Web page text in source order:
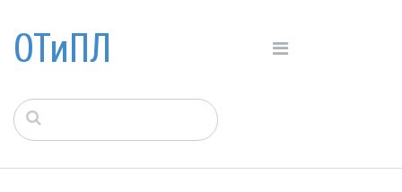
ОТиПЛ